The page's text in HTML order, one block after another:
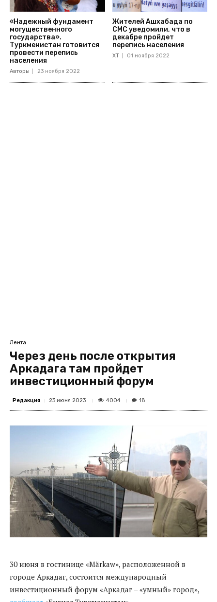
«Надежный фундамент
могущественного
государства».
Туркменистан готовится
провести перепись
населения
Авторы 23 ноября 2022
Жителей Ашхабада по
СМС уведомили, что в
декабре пройдет
перепись населения
ХТ 01 ноября 2022